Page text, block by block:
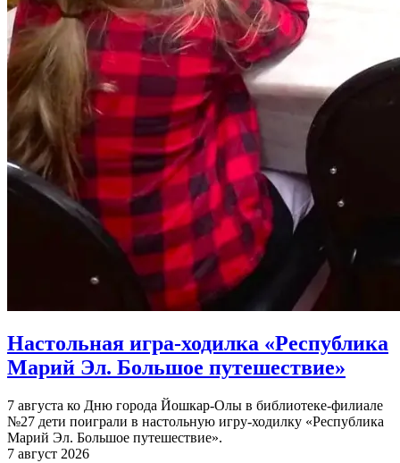
Настольная игра-ходилка «Республика
Марий Эл. Большое путешествие»
7 августа ко Дню города Йошкар-Олы в библиотеке-филиале
№27 дети поиграли в настольную игру-ходилку «Республика
Марий Эл. Большое путешествие».
7 август 2026